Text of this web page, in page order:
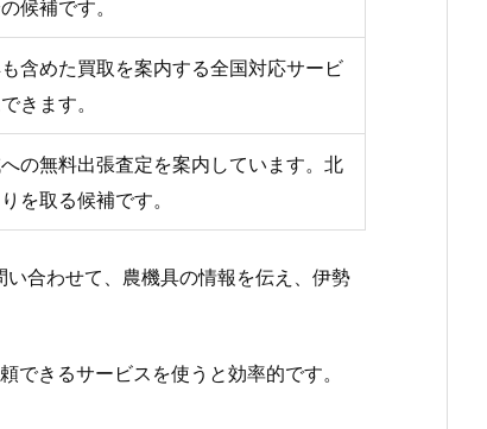
候補です。
含めた買取を案内する全国対応サービ
きます。
の無料出張査定を案内しています。北
を取る候補です。
合わせて、農機具の情報を伝え、伊勢
きるサービスを使うと効率的です。